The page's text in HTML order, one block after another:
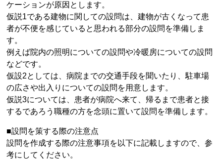
ケーションが原因とします。
仮説1である建物に関しての設問は、建物が古くなって患
者が不便を感じていると思われる部分の設問を準備しま
す。
例えば院内の照明についての設問や冷暖房についての設問
などです。
仮設2としては、病院までの交通手段を聞いたり、駐車場
の広さや出入りについての設問を用意します。
仮説3については、患者が病院へ来て、帰るまで患者と接
するであろう職種の方を念頭に置いて設問を準備します。
■設問を策する際の注意点
設問を作成する際の注意事項を以下に記載しますので、参
考にしてください。